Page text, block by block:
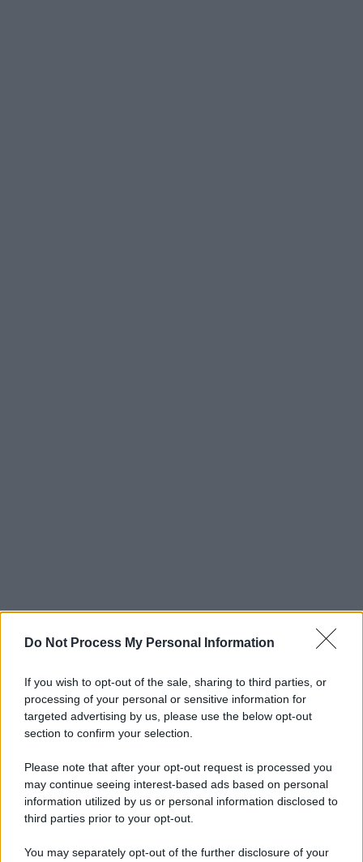
Do Not Process My Personal Information
If you wish to opt-out of the sale, sharing to third parties, or
processing of your personal or sensitive information for
targeted advertising by us, please use the below opt-out
section to confirm your selection.
Please note that after your opt-out request is processed you
may continue seeing interest-based ads based on personal
information utilized by us or personal information disclosed to
third parties prior to your opt-out.
You may separately opt-out of the further disclosure of your